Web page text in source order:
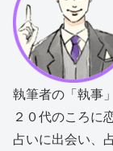
執筆者の「執事
２０代のころに
占いに出会い、